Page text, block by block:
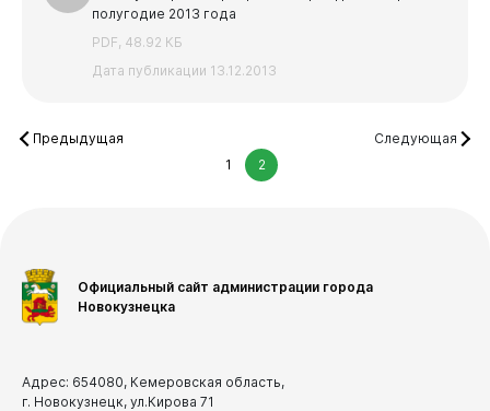
полугодие 2013 года
PDF, 48.92 КБ
Дата публикации 13.12.2013
Предыдущая
1
2
Следующая
Официальный сайт администрации города
Новокузнецка
Адрес: 654080, Кемеровская область,
г. Новокузнецк, ул.Кирова 71